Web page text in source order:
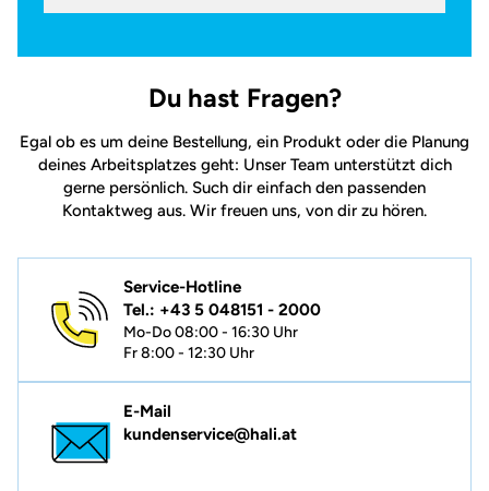
Du hast Fragen?
Egal ob es um deine Bestellung, ein Produkt oder die Planung
deines Arbeitsplatzes geht: Unser Team unterstützt dich
gerne persönlich. Such dir einfach den passenden
Kontaktweg aus. Wir freuen uns, von dir zu hören.
Service-Hotline
Tel.: +43 5 048151 - 2000
Mo-Do 08:00 - 16:30 Uhr
Fr 8:00 - 12:30 Uhr
E-Mail
kundenservice@hali.at